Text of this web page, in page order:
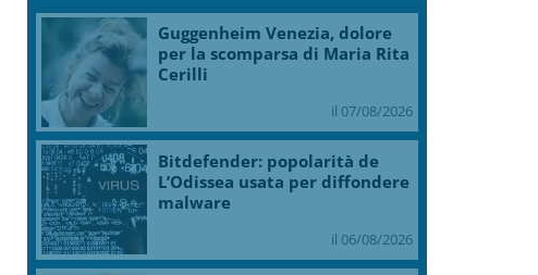
Guggenheim Venezia, dolore
per la scomparsa di Maria Rita
Cerilli
il 07/08/2026
Bitdefender: popolarità de
L’Odissea usata per diffondere
malware
il 06/08/2026